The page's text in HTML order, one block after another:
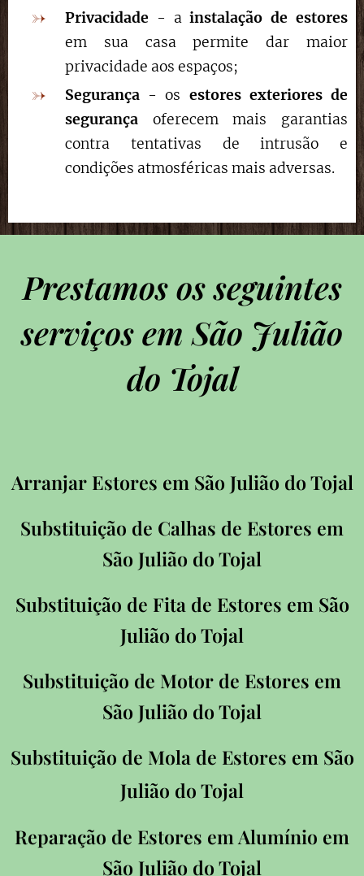
Privacidade - ainstalação de estores
em sua casa permite dar maior
privacidade aos espaços;
Segurança - os estores exteriores de
segurança oferecem mais garantias
contra tentativas de intrusão e
condições atmosféricas mais adversas.
Prestamos os seguintes
serviços em São Julião
do Tojal
Arranjar Estores em São Julião do Tojal
Substituição de Calhas de Estores em
São Julião do Tojal
Substituição de Fita de Estores em São
Julião do Tojal
Substituição de Motor de Estores em
São Julião do Tojal
Substituição de Mola de Estores em São
Julião do Tojal
Reparação de Estores em Alumínio em
São Julião do Tojal